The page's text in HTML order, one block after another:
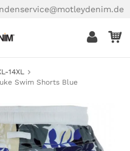
14XL
Swim Shorts Blue